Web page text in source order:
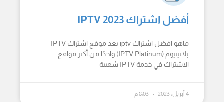
أفضل اشتراك IPTV 2023
ماهو افضل اشتراك iptv يعد موقع اشتراك IPTV
بلاتينيوم (IPTV Platinum) واحدًا من أكثر مواقع
الاشتراك في خدمة IPTV شعبية
4 أبريل، 2023